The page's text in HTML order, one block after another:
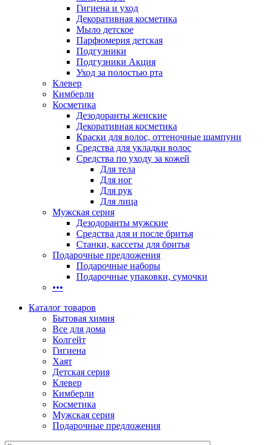
Гигиена и уход
Декоративная косметика
Мыло детское
Парфюмерия детская
Подгузники
Подгузники Акция
Уход за полостью рта
Клевер
Кимберли
Косметика
Дезодоранты женские
Декоративная косметика
Краски для волос, оттеночные шампуни
Средства для укладки волос
Средства по уходу за кожей
Для тела
Для ног
Для рук
Для лица
Мужская серия
Дезодоранты мужские
Средства для и после бритья
Станки, кассеты для бритья
Подарочные предложения
Подарочные наборы
Подарочные упаковки, сумочки
•••
Каталог товаров
Бытовая химия
Все для дома
Колгейт
Гигиена
Хаят
Детская серия
Клевер
Кимберли
Косметика
Мужская серия
Подарочные предложения